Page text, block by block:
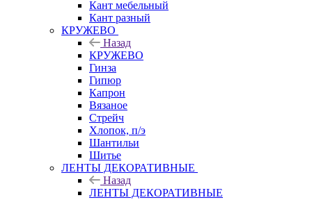
Кант мебельный
Кант разный
КРУЖЕВО
Назад
КРУЖЕВО
Гинза
Гипюр
Капрон
Вязаное
Стрейч
Хлопок, п/э
Шантильи
Шитье
ЛЕНТЫ ДЕКОРАТИВНЫЕ
Назад
ЛЕНТЫ ДЕКОРАТИВНЫЕ